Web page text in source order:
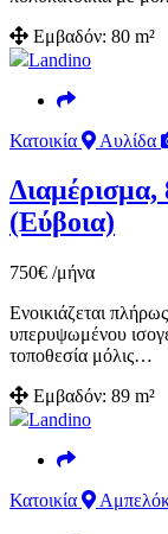
Εμβαδόν: 80 m²
Landino
Κατοικία Αυλίδα
Διαμέρισμα,
(Εύβοια)
750€ /μήνα
Ενοικιάζεται
υπερυψωμένου
τοποθεσία μόλις…
Εμβαδόν: 89 m²
Landino
Κατοικία